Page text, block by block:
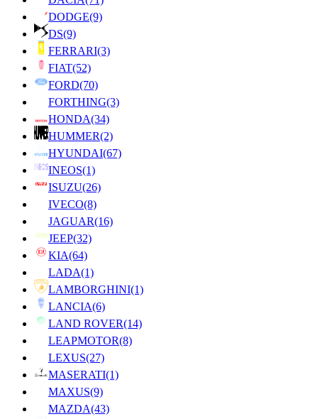
DODGE(9)
DS(9)
FERRARI(3)
FIAT(52)
FORD(70)
FORTHING(3)
HONDA(34)
HUMMER(2)
HYUNDAI(67)
INEOS(1)
ISUZU(26)
IVECO(8)
JAGUAR(16)
JEEP(32)
KIA(64)
LADA(1)
LAMBORGHINI(1)
LANCIA(6)
LAND ROVER(14)
LEAPMOTOR(8)
LEXUS(27)
MASERATI(1)
MAXUS(9)
MAZDA(43)